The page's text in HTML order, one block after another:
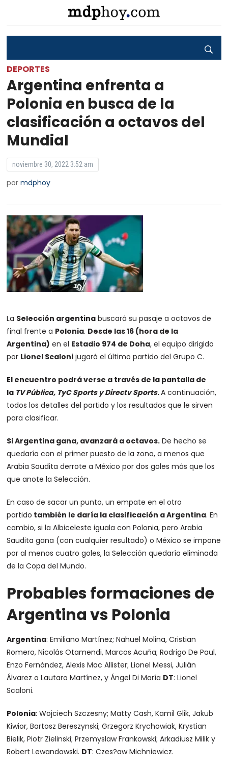
DEPORTES
Argentina enfrenta a
Polonia en busca de la
clasificación a octavos del
Mundial
noviembre 30, 2022 3:52 am
pormdphoy
La Selección argentina buscará su pasaje a octavos de
final frente a Polonia. Desde las 16 (hora de la
Argentina) en el Estadio 974 de Doha, el equipo dirigido
por Lionel Scaloni jugará el último partido del Grupo C.
El encuentro podrá verse a través de la pantalla de
la TV Pública, TyC Sports y Directv Sports.A continuación,
todos los detalles del partido y los resultados que le sirven
para clasificar.
Si Argentina gana, avanzará a octavos. De hecho se
quedaría con el primer puesto de la zona, a menos que
Arabia Saudita derrote a México por dos goles más que los
que anote la Selección.
En caso de sacar un punto, un empate en el otro
partido también le daría la clasificación a Argentina. En
cambio, si la Albiceleste iguala con Polonia, pero Arabia
Saudita gana (con cualquier resultado) o México se impone
por al menos cuatro goles, la Selección quedaría eliminada
de la Copa del Mundo.
Probables formaciones de
Argentina vs Polonia
Argentina: Emiliano Martínez; Nahuel Molina, Cristian
Romero, Nicolás Otamendi, Marcos Acuña; Rodrigo De Paul,
Enzo Fernández, Alexis Mac Allister; Lionel Messi, Julián
Álvarez o Lautaro Martínez, y Ángel Di María DT: Lionel
Scaloni.
Polonia: Wojciech Szczesny; Matty Cash, Kamil Glik, Jakub
Kiwior, Bartosz Bereszynski; Grzegorz Krychowiak, Krystian
Bielik, Piotr Zielinski; Przemyslaw Frankowski; Arkadiusz Milik y
Robert Lewandowski. DT: Czes?aw Michniewicz.